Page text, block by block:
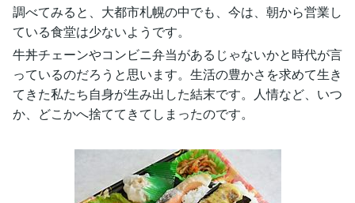
調べてみると、大都市札幌の中でも、今は、朝から営業し
ている食堂は少ないようです。
牛丼チェーンやコンビニ弁当があるじゃないかと時代が言
っているのだろうと思います。生活の豊かさを求めて生き
てきた私たち自身が生み出した結末です。人情など、いつ
か、どこかへ捨ててきてしまったのです。